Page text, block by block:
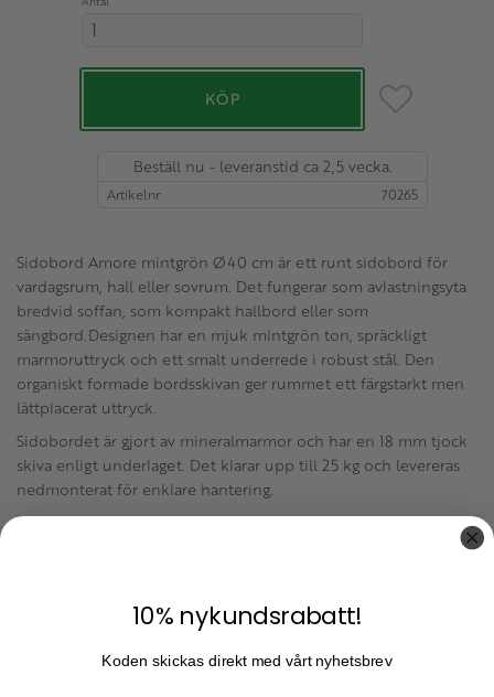
KÖP Lägg till i
Beställ nu - leveranstid ca 2,5 vecka.
Artikelnr 70265
Sidobord Amore mintgrön Ø40 cm är ett runt sidobord för
vardagsrum, hall eller sovrum. Det fungerar som avlastningsyta
bredvid soffan, som kompakt hallbord eller som
sängbord.Designen har en mjuk mintgrön ton, spräckligt
marmoruttryck och ett smalt underrede i robust stål. Den
organiskt formade bordsskivan ger rummet ett färgstarkt men
lättplacerat uttryck.
Sidobordet är gjort av mineralmarmor och har en 18 mm tjock
skiva enligt underlaget. Det klarar upp till 25 kg och levereras
nedmonterat för enklare hantering.
• Runt sidobord i mjukt mintgrönt marmoruttryck
• Max belastning 25 kg enligt underlaget
Material: mineralmarmor och rostfritt stål
10% nykundsrabatt!
Koden skickas direkt med vårt nyhetsbrev